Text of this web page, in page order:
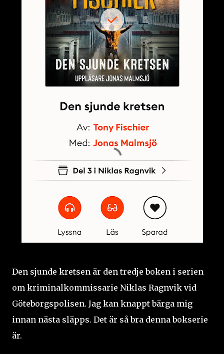
Den sjunde kretsen är den tredje boken i serien
om kriminalkommissarie Niklas Ragnvik vid
Göteborgspolisen. Jag kan knappt bärga mig
innan nästa släpps. Det är så bra denna bokserie
är.